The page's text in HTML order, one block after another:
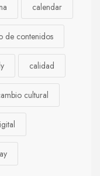
calendar
de contenidos
calidad
cultural